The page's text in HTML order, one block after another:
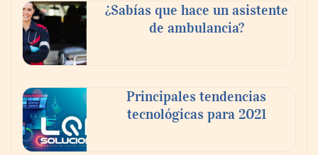
En el Día de la Cerveza, Grupo Modelo
¿Sabías que hace un asistente
de ambulancia?
Principales tendencias
tecnológicas para 2021